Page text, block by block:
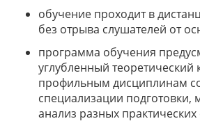
обучение проходит в
без отрыва слушателей от
программа обучения
углубленный теоретический
профильным дисциплинам
специализации подготовки,
анализ разных практических